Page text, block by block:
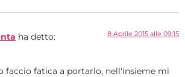
ha detto: 8 Aprile 2015 alle 09:15
faccio fatica a portarlo, nell'insieme mi